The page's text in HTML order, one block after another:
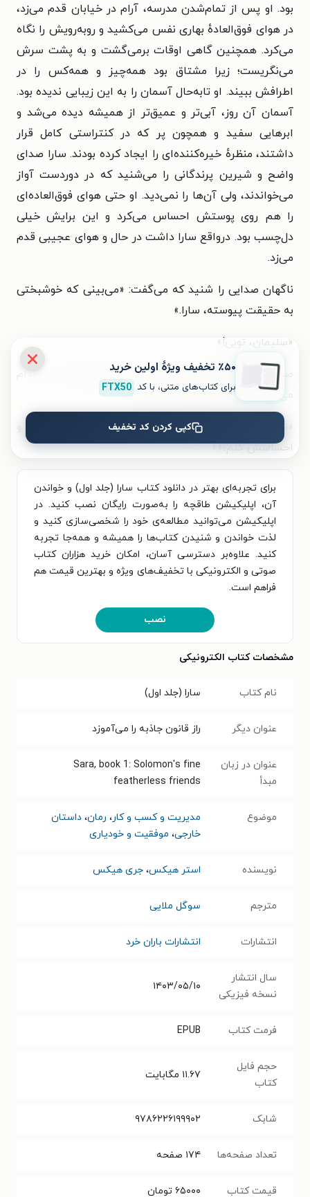
بود. او پس از تمام‌شدن مدرسه، آرام در خیابان قدم می‌زد،
در هوای فوق‌العادهٔ بهاری نفس می‌کشید و روبه‌رویش را نگاه
می‌کرد. همچنین گاهی اوقات برمی‌گشت و به پشت سرش
می‌نگریست؛ زیرا مشتاق بود همه‌چیز و همه‌کس را در
اطرافش ببیند. او تابه‌حال آسمان را به این زیبایی ندیده بود.
آسمان آن روز، آبی‌تر و عمیق‌تر از همیشه دیده می‌شد و
ابرهایی سفید و همچون پر که در کنتراستی کامل قرار
داشتند، منظرهٔ خیره‌کننده‌ای را ایجاد کرده بودند. سارا صدای
واضح و شیرین پرندگانی را می‌شنید که در دوردست آواز
می‌خواندند، ولی آن‌ها را نمی‌دید. او حتی هوای فوق‌العاده‌ای
را هم روی پوستش احساس می‌کرد و این برایش خیلی
دل‌چسب بود. درواقع سارا داشت در حال و هوای عجیبی قدم
می‌زد.
ناگهان صدایی را شنید که می‌گفت: «می‌بینی که خوشبختی
به حقیقت پیوسته، سارا.»
«سلیمان، تویی!‌»
صدای واضح سلیمان در مغز سارا می‌پیچید که مدام
می‌گفت: «خوشبختی همه‌جا هست.»
«تو درست میگی سلیمان، من می‌تونم اون رو ببینم و
احساسش کنم!‌»»
برای تجربه‌ای بهتر در دانلود کتاب سارا (جلد اول) و خواندن
آن، اپلیکیشن طاقچه را به‌صورت رایگان نصب کنید. در
اپلیکیشن می‌توانید مطالعه‌ی خود را شخصی‌سازی کنید و
لذت خواندن و شنیدن کتاب‌ها را همیشه و همه‌جا تجربه
کنید. علاوه‌بر دسترسی آسان، امکان خرید هزاران کتاب
صوتی و الکترونیکی با تخفیف‌های ویژه و بهترین قیمت هم
فراهم است.
نصب
مشخصات کتاب الکترونیکی
نام کتاب سارا (جلد اول)
عنوان دیگر راز قانون جاذبه را می‌آموزد
عنوان در زبان
مبدأ
Sara, book 1: Solomon's fine
featherless friends
موضوع مدیریت و کسب و کار، رمان، داستان
خارجی، موفقیت و خودیاری
نویسنده استر هیکس، جری هیکس
مترجم سوگل ملایی
انتشارات انتشارات باران خرد
سال انتشار
نسخه فیزیکی
۱۴۰۳/۰۵/۱۰
فرمت کتاب EPUB
حجم فایل
کتاب
۱۱.۶۷ مگابایت
شابک ۹۷۸۶۲۲۶۱۹۹۹۰۲
تعداد صفحه‌ها ۱۷۴ صفحه
قیمت کتاب ۶۵۰۰۰ تومان
٪۵۰ تخفیف ویژۀ اولین خرید
برای کتاب‌های متنی، با کد FTX50
کپی کردن کد تخفیف